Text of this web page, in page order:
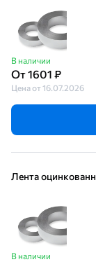
В наличии
От 1601 ₽
Цена от 16.07.2026
Лента
В наличии